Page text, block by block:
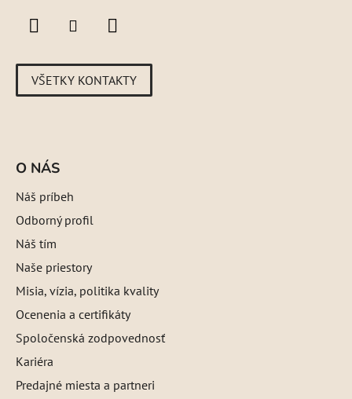
VŠETKY KONTAKTY
O NÁS
Náš príbeh
Odborný profil
Náš tím
Naše priestory
Misia, vízia, politika kvality
Ocenenia a certifikáty
Spoločenská zodpovednosť
Kariéra
Predajné miesta a partneri